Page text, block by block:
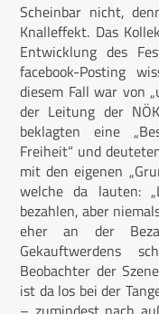
Scheinbar nicht,
Knalleffekt. Das
Entwicklung des
facebook-Posting
diesem Fall war von
der Leitung der
beklagten eine
Freiheit“ und
mit den eigenen
welche da lauten:
bezahlen, aber
eher an der
Gekauftwerdens
Beobachter der
ist da los bei der